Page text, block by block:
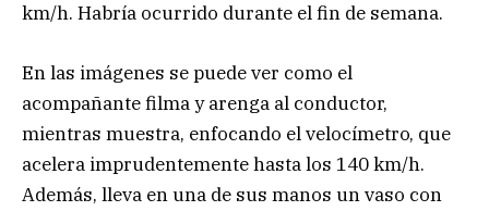
km/h. Habría ocurrido durante el fin de semana.
En las imágenes se puede ver como el
acompañante filma y arenga al conductor,
mientras muestra, enfocando el velocímetro, que
acelera imprudentemente hasta los 140 km/h.
Además, lleva en una de sus manos un vaso con